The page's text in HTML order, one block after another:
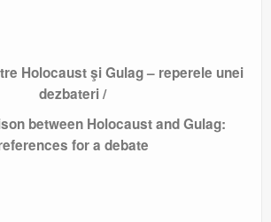
Holocaust şi Gulag – reperele unei
dezbateri /
between Holocaust and Gulag:
for a debate